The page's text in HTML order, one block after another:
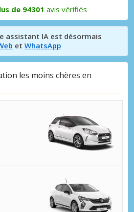
de 94301 avis vérifiés
assistant IA est désormais
et WhatsApp
les moins chères en